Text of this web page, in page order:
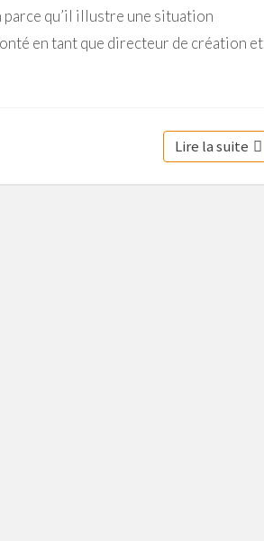
parce qu’il illustre une situation
en tant que directeur de création et
Lire la suite